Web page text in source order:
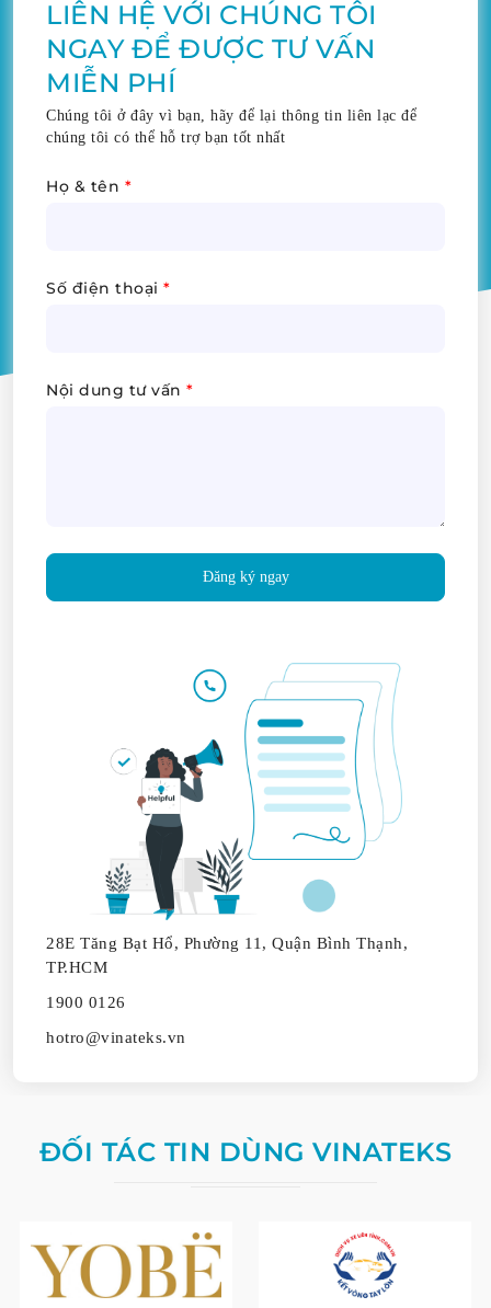
LIÊN HỆ VỚI CHÚNG TÔI
NGAY ĐỂ ĐƯỢC TƯ VẤN
MIỄN PHÍ
Chúng tôi ở đây vì bạn, hãy để lại thông tin liên lạc để
chúng tôi có thể hỗ trợ bạn tốt nhất
Họ & tên *
Số điện thoại *
Nội dung tư vấn *
Đăng ký ngay
28E Tăng Bạt Hổ, Phường 11, Quận Bình Thạnh,
TP.HCM
1900 0126
hotro@vinateks.vn
ĐỐI TÁC TIN DÙNG VINATEKS